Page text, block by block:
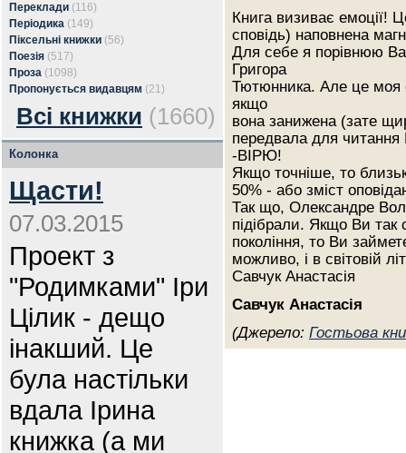
Переклади (116)
Періодика (149)
Піксельні книжки (56)
Поезія (517)
Проза (1098)
Пропонується видавцям (21)
Всі книжки (1660)
Колонка
Щасти!
07.03.2015
Проект з
"Родимками" Іри
Цілик - дещо
інакший. Це
була настільки
вдала Ірина
книжка (а ми
Книга визиває емоції!
сповідь) наповнена
Для себе я порівнюю
Григора
Тютюнника. Але це моя
якщо
вона занижена (зате
передвала для читання
-ВІРЮ!
Якщо точніше, то
50% - або зміст
Так що, Олександре
підібрали. Якщо Ви так
покоління, то Ви
можливо, і в світовій
Савчук Анастасія
Савчук Анастасія
(Джерело: Гостьова